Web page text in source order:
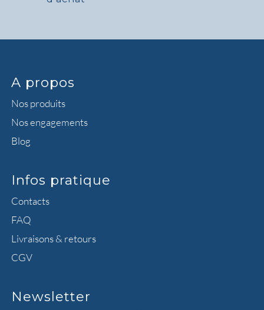
A propos
Nos produits
Nos engagements
Blog
Infos pratique
Contacts
FAQ
Livraisons & retours
CGV
Newsletter